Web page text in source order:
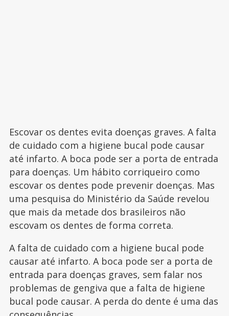
Escovar os dentes evita doenças graves. A falta
de cuidado com a higiene bucal pode causar
até infarto. A boca pode ser a porta de entrada
para doenças. Um hábito corriqueiro como
escovar os dentes pode prevenir doenças. Mas
uma pesquisa do Ministério da Saúde revelou
que mais da metade dos brasileiros não
escovam os dentes de forma correta.
A falta de cuidado com a higiene bucal pode
causar até infarto. A boca pode ser a porta de
entrada para doenças graves, sem falar nos
problemas de gengiva que a falta de higiene
bucal pode causar. A perda do dente é uma das